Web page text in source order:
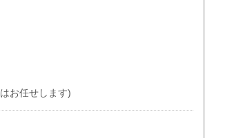
お任せします)